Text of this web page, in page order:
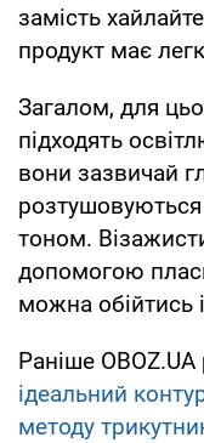
замість
продукт має
Загалом, для
підходять
вони зазвичай
тоном.
допомогою
можна обійтись
Раніше OBOZ.UA
ідеальний
методу